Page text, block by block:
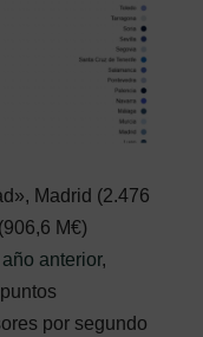
Madrid (2.476
M€)
año anterior,
por segundo